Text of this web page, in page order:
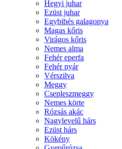
Hegyi juhar
Ezüst juhar
Egybibés galagonya
Magas kőris
Virágos kőris
Nemes alma
Fehér eperfa
Fehér nyár
Vérszilva
Meggy
Csepleszmeggy
Nemes körte
Rózsás akác
Nagylevelű hárs
Ezüst hárs
Kökény